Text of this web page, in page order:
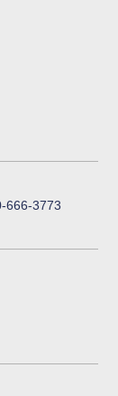
666-3773